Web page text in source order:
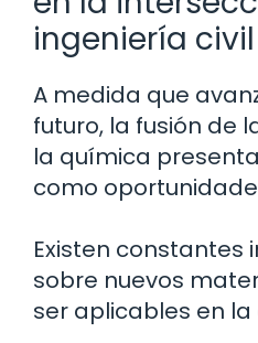
ingeniería
A medida que
futuro, la fusión de
la química
como
Existen constantes
sobre nuevos
ser aplicables en